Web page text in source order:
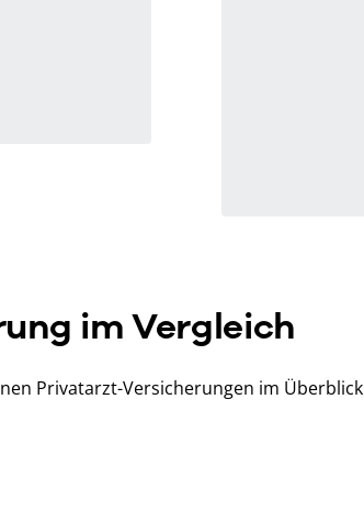
im Vergleich
Privatarzt-Versicherungen im Überblick